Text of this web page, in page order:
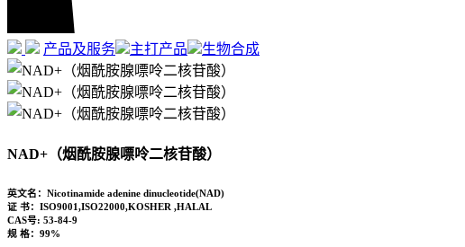
产品及服务 主打产品 生物合成
NAD+（烟酰胺腺嘌呤二核苷酸）
英文名： Nicotinamide adenine dinucleotide(NAD)
证 书： ISO9001,ISO22000,KOSHER ,HALAL
CAS号: 53-84-9
规 格： 99%